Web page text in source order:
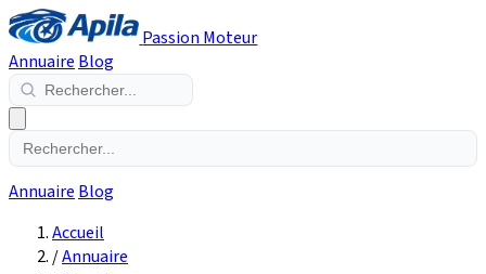
Passion Moteur
Annuaire Blog
Annuaire Blog
Accueil
/Annuaire